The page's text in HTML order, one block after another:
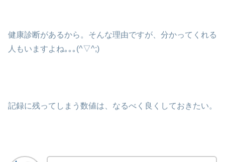
健康診断があるから。そんな理由ですが、分かってくれる
人もいますよね｡｡｡(^▽^;)
記録に残ってしまう数値は、なるべく良くしておきたい。